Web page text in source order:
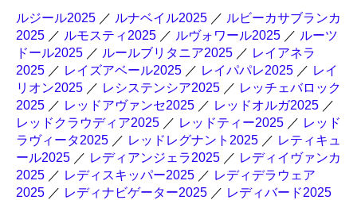
ルジール2025 ／ ルナベイル2025 ／ ルビーカサブランカ
2025 ／ ルモスティ2025 ／ ルヴォワール2025 ／ ルーツ
ドール2025 ／ ルールブリタニア2025 ／ レイアネラ
2025 ／ レイズアベール2025 ／ レイパパレ2025 ／ レイ
リオン2025 ／ レシステンシア2025 ／ レッチェバロック
2025 ／ レッドアヴァンセ2025 ／ レッドオルガ2025 ／
レッドクラウディア2025 ／ レッドティー2025 ／ レッド
ラヴィータ2025 ／ レッドレグナント2025 ／ レティキュ
ール2025 ／ レディアンジェラ2025 ／ レディイヴァンカ
2025 ／ レディスキッパー2025 ／ レディデラウェア
2025 ／ レディナビゲーター2025 ／ レディバード2025